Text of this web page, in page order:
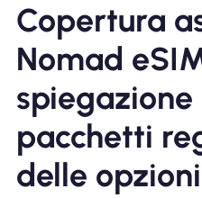
Copertura
Nomad
spiegazione
pacchetti
delle